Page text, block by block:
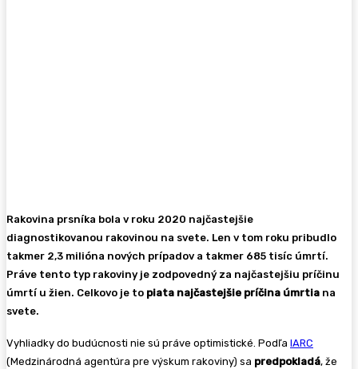
Rakovina prsníka bola v roku 2020 najčastejšie
diagnostikovanou rakovinou na svete. Len v tom roku pribudlo
takmer 2,3 milióna nových prípadov a takmer 685 tisíc úmrtí.
Práve tento typ rakoviny je zodpovedný za najčastejšiu príčinu
úmrtí u žien. Celkovo je to piata najčastejšie príčina úmrtia na
svete.
Vyhliadky do budúcnosti nie sú práve optimistické. Podľa IARC
(Medzinárodná agentúra pre výskum rakoviny) sa predpokladá, že